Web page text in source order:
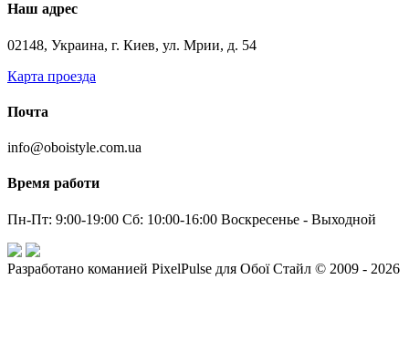
Наш адрес
02148, Украина, г. Киев, ул. Мрии, д. 54
Карта проезда
Почта
info@oboistyle.com.ua
Время работи
Пн-Пт: 9:00-19:00 Сб: 10:00-16:00 Воскресенье - Выходной
Разработано команией PixelPulse для Обої Стайл © 2009 - 2026